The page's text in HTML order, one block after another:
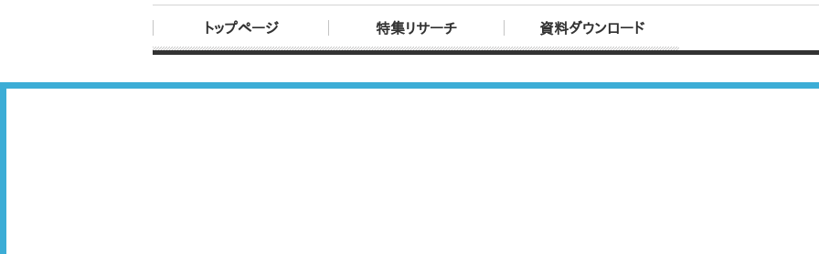
トップページ 特集リサーチ 資料ダウンロード